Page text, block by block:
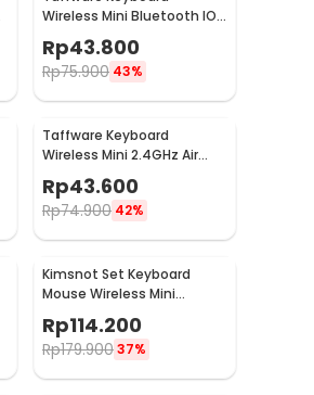
Wireless Mini Bluetooth IOS
Android Rechargeable -
KM78D
Rp43.800
Rp75.900 43%
Taffware Keyboard
Wireless Mini 2.4GHz Air
Mouse RGB Touchpad - I8
Rp43.600
Rp74.900 42%
Kimsnot Set Keyboard
Mouse Wireless Mini
- JP106
Rp114.200
Rp179.90037%